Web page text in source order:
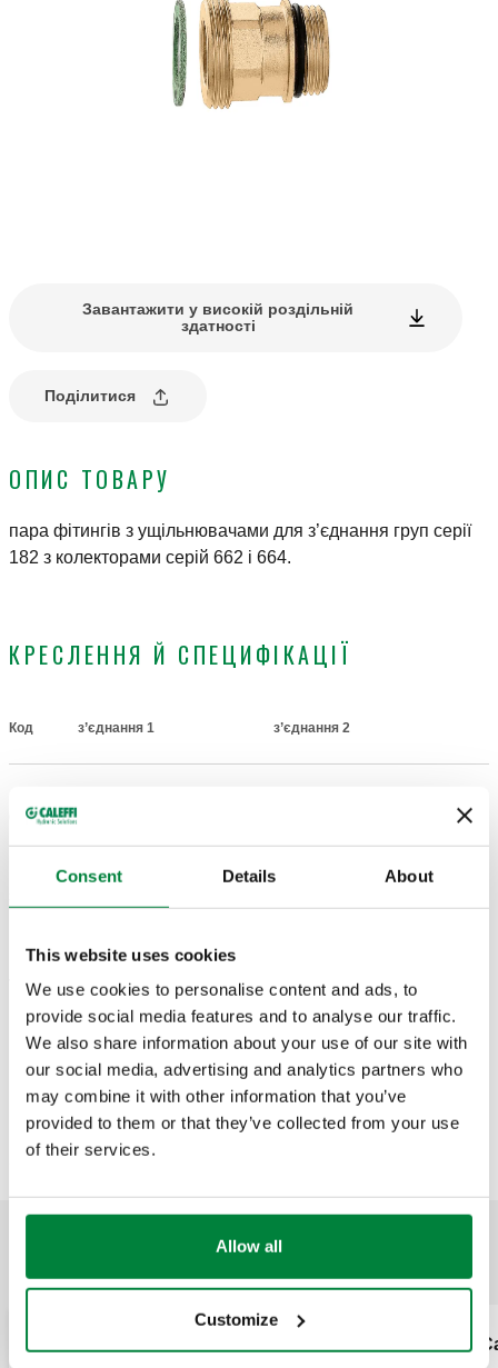
Consent Details About
This website uses cookies
We use cookies to personalise content and ads, to
provide social media features and to analyse our traffic.
We also share information about your use of our site with
our social media, advertising and analytics partners who
may combine it with other information that you’ve
provided to them or that they’ve collected from your use
of their services.
Allow all
Customize
Завантажити у високій роздільній
здатності
Поділитися
ОПИС ТОВАРУ
пара фітингів з ущільнювачами для з’єднання груп серії
182 з колекторами серій 662 і 664.
КРЕСЛЕННЯ Й СПЕЦИФІКАЦІЇ
Код з’єднання 1 з’єднання 2
675005
Текст пропозиції Показати Копіювати
CALEFFI, 675005. пара фітингів з ущільнювачами для
з’єднання груп серії 182 з колекторами серій 662 і 664.
з’єднання 1: G 1 1/4" A (ISO 228-1) H.З.. з’єднання 2: G 1" A
(ISO 228-1) H.З..
Код SCIP
f322967d-c35a-4f89-89bd-
4bb808c8bc59
Показати
Копіювати
Pipe Sizer